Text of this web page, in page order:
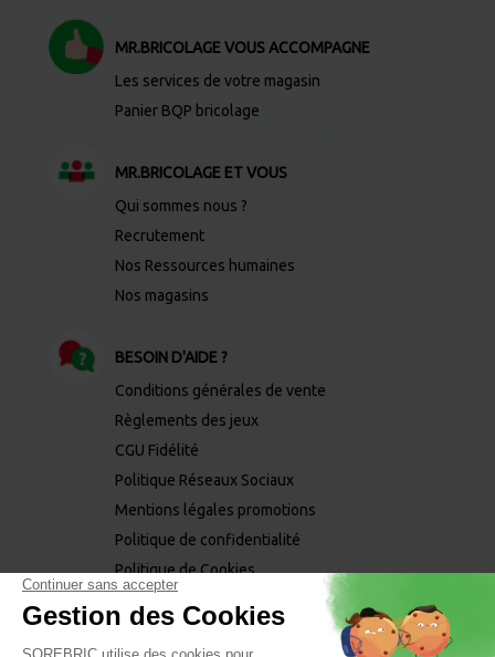
MR.BRICOLAGE VOUS ACCOMPAGNE
Les services de votre magasin
Panier BQP bricolage
MR.BRICOLAGE ET VOUS
Qui sommes nous ?
Recrutement
Nos Ressources humaines
Nos magasins
BESOIN D'AIDE ?
Conditions générales de vente
Règlements des jeux
CGU Fidélité
Politique Réseaux Sociaux
Mentions légales promotions
Politique de confidentialité
Politique de Cookies
Mentions phytopharmaceutiques